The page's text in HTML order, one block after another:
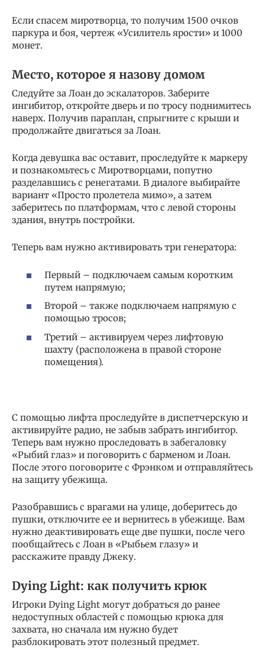
Если спасем миротворца, то получим 1500 очков
паркура и боя, чертеж «Усилитель ярости» и 1000
монет.
Место, которое я назову домом
Следуйте за Лоан до эскалаторов. Заберите
ингибитор, откройте дверь и по тросу поднимитесь
наверх. Получив параплан, спрыгните с крыши и
продолжайте двигаться за Лоан.
Когда девушка вас оставит, проследуйте к маркеру
и познакомьтесь с Миротворцами, попутно
разделавшись с ренегатами. В диалоге выбирайте
вариант «Просто пролетела мимо», а затем
заберитесь по платформам, что с левой стороны
здания, внутрь постройки.
Теперь вам нужно активировать три генератора:
Первый – подключаем самым коротким
путем напрямую;
Второй – также подключаем напрямую с
помощью тросов;
Третий – активируем через лифтовую
шахту (расположена в правой стороне
помещения).
С помощью лифта проследуйте в диспетчерскую и
активируйте радио, не забыв забрать ингибитор.
Теперь вам нужно проследовать в забегаловку
«Рыбий глаз» и поговорить с барменом и Лоан.
После этого поговорите с Фрэнком и отправляйтесь
на защиту убежища.
Разобравшись с врагами на улице, доберитесь до
пушки, отключите ее и вернитесь в убежище. Вам
нужно деактивировать еще две пушки, после чего
пообщайтесь с Лоан в «Рыбьем глазу» и
расскажите правду Джеку.
Dying Light: как получить крюк
Игроки Dying Light могут добраться до ранее
недоступных областей с помощью крюка для
захвата, но сначала им нужно будет
разблокировать этот полезный предмет.